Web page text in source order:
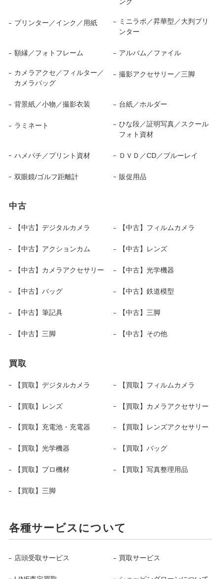
ンク
プリンター／インク／用紙
ミニラボ／昇華型／大判プリ
ンター
額縁／フォトフレーム アルバム／ファイル
カメラアクセ／フィルター／
カメラバッグ
撮影アクセサリー／三脚
背景紙／小物／撮影衣装 台紙／ホルダー
ラミネート
ひな段／証明写真／スクール
フォト資材
ハメパチ／プリント資材 ＤＶＤ／CD／ブルーレイ
双眼鏡/ゴルフ距離計 販促用品
中古
【中古】デジタルカメラ 【中古】フィルムカメラ
【中古】アクションカム 【中古】レンズ
【中古】カメラアクセサリー 【中古】光学機器
【中古】バッグ 【中古】鉄道模型
【中古】筆記具 【中古】三脚
【中古】三脚 【中古】その他
買取
【買取】デジタルカメラ 【買取】フィルムカメラ
【買取】レンズ 【買取】カメラアクセサリー
【買取】充電池・充電器 【買取】レンズアクセサリー
【買取】光学機器 【買取】バッグ
【買取】プロ機材 【買取】写真整理用品
【買取】三脚
各種サービスについて
店頭受取サービス 買取サービス